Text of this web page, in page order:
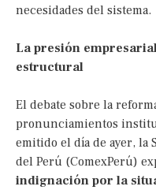
necesidades del sistema.
La presión
estructural
El debate sobre la
pronunciamientos
emitido el día de ayer, la
del Perú (ComexPerú)
indignación por la